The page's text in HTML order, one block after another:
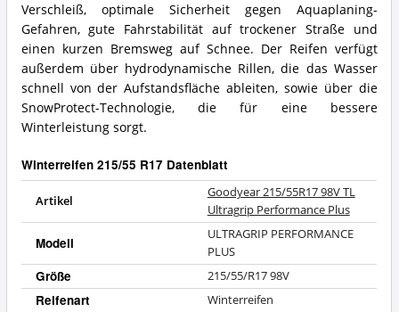
Verschleiß, optimale Sicherheit gegen Aquaplaning-
Gefahren, gute Fahrstabilität auf trockener Straße und
einen kurzen Bremsweg auf Schnee. Der Reifen verfügt
außerdem über hydrodynamische Rillen, die das Wasser
schnell von der Aufstandsfläche ableiten, sowie über die
SnowProtect-Technologie, die für eine bessere
Winterleistung sorgt.
Winterreifen 215/55 R17 Datenblatt
Artikel
Goodyear 215/55R17 98V TL
Ultragrip Performance Plus
Modell
ULTRAGRIP PERFORMANCE
PLUS
Größe 215/55/R17 98V
Reifenart Winterreifen